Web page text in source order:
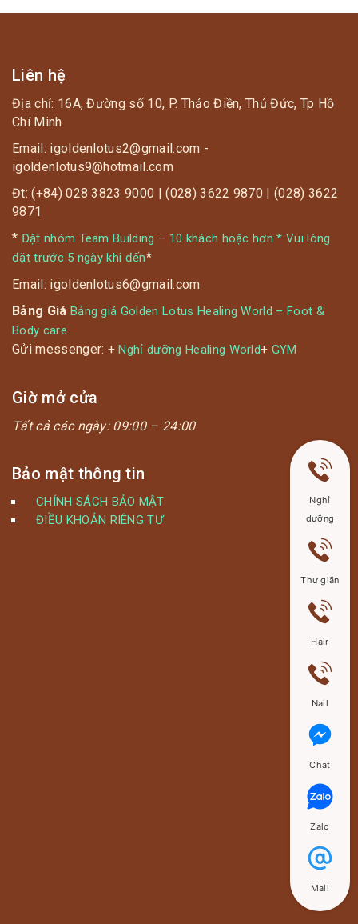
Liên hệ
Địa chỉ: 16A, Đường số 10, P. Thảo Điền, Thủ Đức, Tp Hồ
Chí Minh
Email: igoldenlotus2@gmail.com -
igoldenlotus9@hotmail.com
Đt: (+84) 028 3823 9000 | (028) 3622 9870 | (028) 3622
9871
* Đặt nhóm Team Building – 10 khách hoặc hơn * Vui lòng
đặt trước 5 ngày khi đến*
Email: igoldenlotus6@gmail.com
Bảng Giá Bảng giá Golden Lotus Healing World – Foot &
Body care
Gửi messenger: +Nghỉ dưỡng Healing World+ GYM
Giờ mở cửa
Tất cả các ngày: 09:00 – 24:00
Bảo mật thông tin
CHÍNH SÁCH BẢO MẬT
ĐIỀU KHOẢN RIÊNG TƯ
Nghỉ
dưỡng
Thư giãn
Hair
Nail
Chat
Zalo
Mail